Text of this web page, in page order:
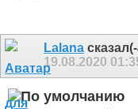
Lalana
19.08.2020